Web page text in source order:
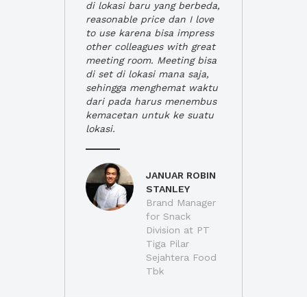
di lokasi baru yang berbeda,
reasonable price dan I love
to use karena bisa impress
other colleagues with great
meeting room. Meeting bisa
di set di lokasi mana saja,
sehingga menghemat waktu
dari pada harus menembus
kemacetan untuk ke suatu
lokasi.
JANUAR ROBIN
STANLEY
Brand Manager
for Snack
Division at PT
Tiga Pilar
Sejahtera Food
Tbk